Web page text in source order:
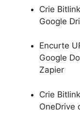
Crie
Google
Encurte
Google
Zapier
Crie
OneDrive